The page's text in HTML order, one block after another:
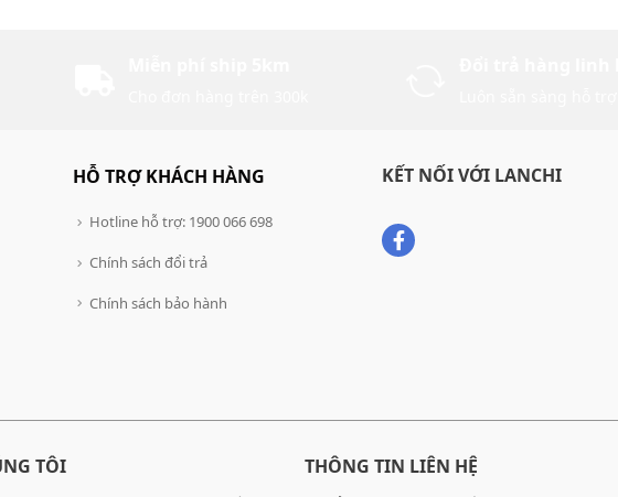
HỖ TRỢ KHÁCH HÀNG
Hotline hỗ trợ: 1900 066 698
Chính sách đổi trả
Chính sách bảo hành
KẾT NỐI VỚI LANCHI
TÔI THÔNG TIN LIÊN HỆ